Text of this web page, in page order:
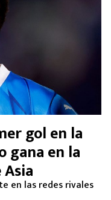
gol en la
gana en la
en las redes rivales